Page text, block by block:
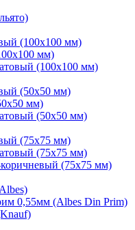
(100х100 мм)
мм)
(100х100 мм)
(50х50 мм)
мм)
(50х50 мм)
(75х75 мм)
(75х75 мм)
(75х75 мм)
0,55мм (Albes Din Prim)